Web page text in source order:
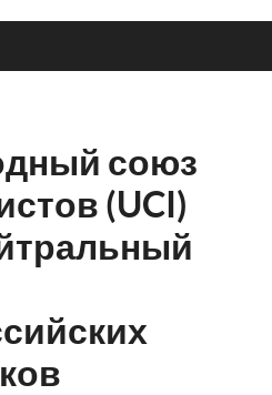
союз
(UCI)